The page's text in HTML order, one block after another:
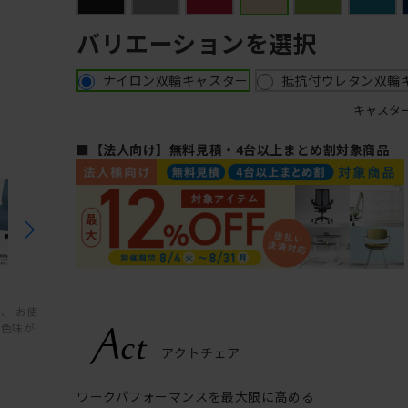
お使
味が
バリエーションを選択
ナイロン双輪キャスター 抵抗付ウレタン双輪
キャスタ
■【法人向け】無料見積・4台以上まとめ割対象商品
ワークパフォーマンスを最大限に高める